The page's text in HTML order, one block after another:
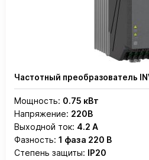
Частотный преобразователь
Мощность: 0.75 кВт
Напряжение: 220В
Выходной ток: 4.2 А
Фазность: 1 фаза 220 В
Степень защиты: IP20